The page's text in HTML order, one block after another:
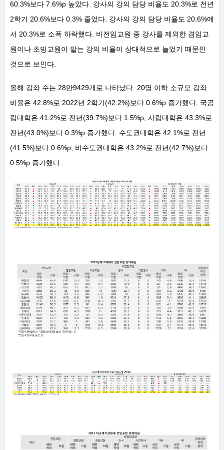
60.3%보다 7.6%p 높았다. 강사의 강의 담당 비율도 20.3%로 전년
2학기 20.6%보다 0.3% 줄었다. 강사의 강의 담당 비율도 20.6%에
서 20.3%로 소폭 하락했다. 비전임교원 중 강사를 제외한 겸임교
원이나 초빙교원이 맡는 강의 비율이 상대적으로 늘었기 때문인
것으로 보인다.
올해 강좌 수는 28만9429개로 나타났다. 20명 이하 소규모 강좌
비율은 42.8%로 2022년 2학기(42.2%)보다 0.6%p 증가했다. 국공
립대학은 41.2%로 전년(39.7%)보다 1.5%p, 사립대학은 43.3%로
전년(43.0%)보다 0.3%p 증가했다. 수도권대학은 42.1%로 전년
(41.5%)보다 0.6%p, 비수도권대학은 43.2%로 전년(42.7%)보다
0.5%p 증가했다.